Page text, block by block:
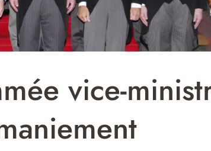
vice-